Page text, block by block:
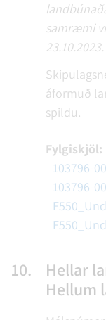
samræmi
23.10.2023.
áformuð
spildu.
Fylgiskjöl:
103796-
103796-
10.
Hellar
Hellum